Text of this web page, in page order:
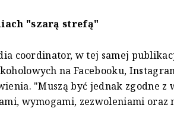
"szarą strefą"
coordinator, w tej samej
na Facebooku,
"Muszą być jednak zgodne z
wymogami, zezwoleniami oraz